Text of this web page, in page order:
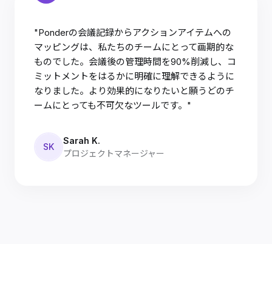
"Ponderの会議記録からアクションアイテムへの
マッピングは、私たちのチームにとって画期的な
ものでした。会議後の管理時間を90%削減し、コ
ミットメントをはるかに明確に理解できるように
なりました。より効果的になりたいと願うどのチ
ームにとっても不可欠なツールです。"
SK
Sarah K.
プロジェクトマネージャー